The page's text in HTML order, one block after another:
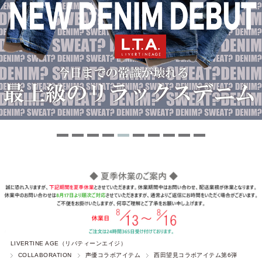
LIVERTINE AGE（リバティーンエイジ）
COLLABORATION
声優コラボアイテム 西田望見コラボアイテム第6弾